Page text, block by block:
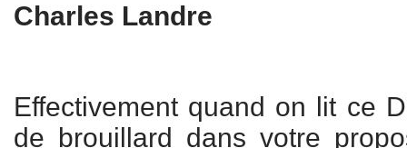
Charles Landre
Effectivement quand on lit ce
de brouillard dans votre